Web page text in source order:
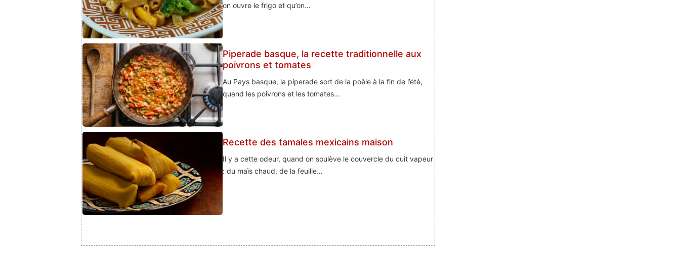
on ouvre le frigo et qu’on…
Piperade basque, la recette traditionnelle aux
poivrons et tomates
Au Pays basque, la piperade sort de la poêle à la fin de l’été,
quand les poivrons et les tomates…
Recette des tamales mexicains maison
Il y a cette odeur, quand on soulève le couvercle du cuit vapeur
: du maïs chaud, de la feuille…